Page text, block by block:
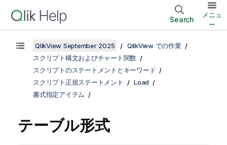
Search
メニュ
ー
QlikView September 2025
QlikView での作業
スクリプト構文およびチャート関数
スクリプトのステートメントとキーワード
スクリプト正規ステートメント
Load
書式指定アイテム
テーブル形式